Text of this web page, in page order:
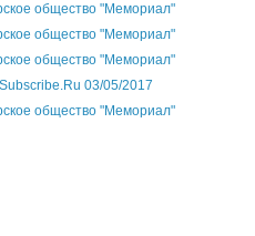
общество "Мемориал"
общество "Мемориал"
общество "Мемориал"
03/05/2017
общество "Мемориал"